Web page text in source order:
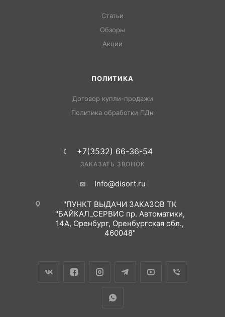
Статьи
Обзоры
Акции
ПОЛИТИКА
Договор купли-продажи
Политика обработки ПДн
+7(3532) 66-36-54
ЗАКАЗАТЬ ЗВОНОК
Info@disort.ru
"ПУНКТ ВЫДАЧИ ЗАКАЗОВ ТК
"БАЙКАЛ_СЕРВИС пр. Автоматики,
14А, Оренбург, Оренбургская обл.,
460048"